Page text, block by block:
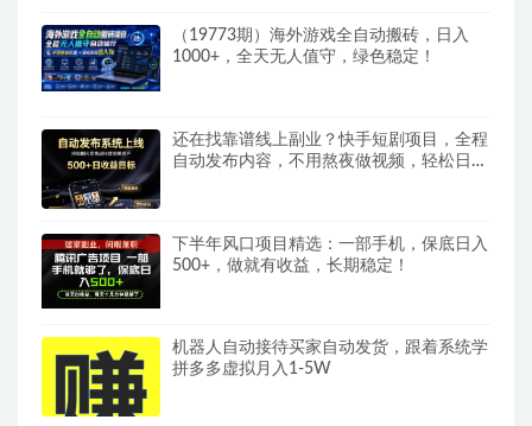
（19773期）海外游戏全自动搬砖，日入
1000+，全天无人值守，绿色稳定！
还在找靠谱线上副业？快手短剧项目，全程
自动发布内容，不用熬夜做视频，轻松日入
下半年风口项目精选：一部手机，保底日入
500+，做就有收益，长期稳定！
机器人自动接待买家自动发货，跟着系统学
拼多多虚拟月入1-5W